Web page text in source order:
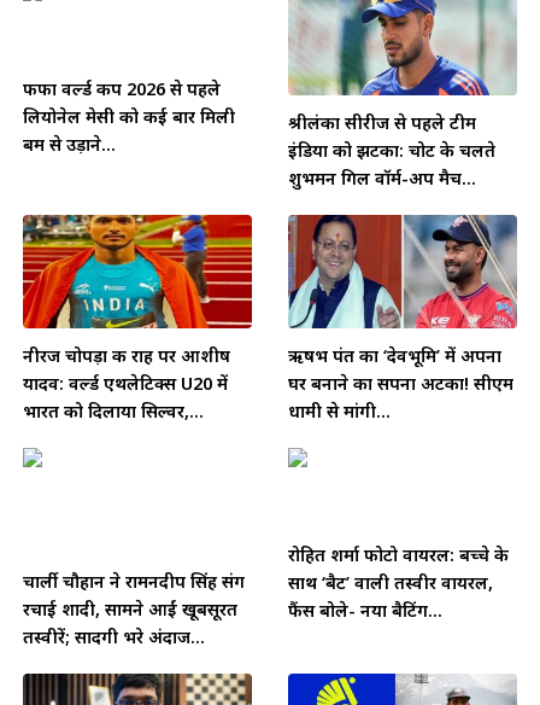
फीफा वर्ल्ड कप 2026 से पहले
लियोनेल मेसी को कई बार मिली
बम से उड़ाने...
श्रीलंका सीरीज से पहले टीम
इंडिया को झटका: चोट के चलते
शुभमन गिल वॉर्म-अप मैच...
नीरज चोपड़ा की राह पर आशीष
यादव: वर्ल्ड एथलेटिक्स U20 में
भारत को दिलाया सिल्वर,...
ऋषभ पंत का ‘देवभूमि’ में अपना
घर बनाने का सपना अटका! सीएम
धामी से मांगी...
चार्ली चौहान ने रामनदीप सिंह संग
रचाई शादी, सामने आईं खूबसूरत
तस्वीरें; सादगी भरे अंदाज...
रोहित शर्मा फोटो वायरल: बच्चे के
साथ ‘बैट’ वाली तस्वीर वायरल,
फैंस बोले- नया बैटिंग...